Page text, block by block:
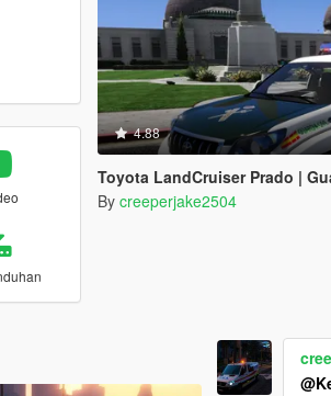
4.88
Toyota LandCruiser Prado |
By creeperjake2504